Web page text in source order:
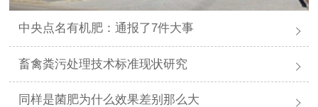
中央点名有机肥：通报了7件大事
畜禽粪污处理技术标准现状研究
同样是菌肥为什么效果差别那么大